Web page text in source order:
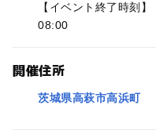
【イベント終了時刻】
08:00
開催住所
茨城県高萩市高浜町